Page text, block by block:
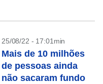
25/08/22 - 17:01min
Mais de 10 milhões
de pessoas ainda
não sacaram fundo